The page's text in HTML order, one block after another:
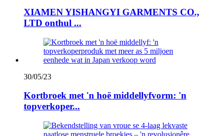
XIAMEN YISHANGYI GARMENTS CO.,
LTD onthul ...
30/05/23
Kortbroek met 'n hoë middellyfvorm: 'n
topverkoper...